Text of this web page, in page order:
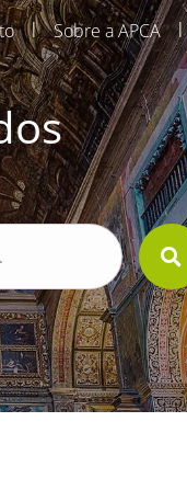
| Sobre a APCA |